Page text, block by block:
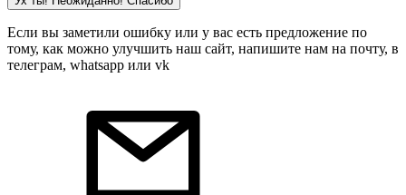
Если вы заметили ошибку или у вас есть предложение по
тому, как можно улучшить наш сайт, напишите нам на почту, в
телеграм, whatsapp или vk